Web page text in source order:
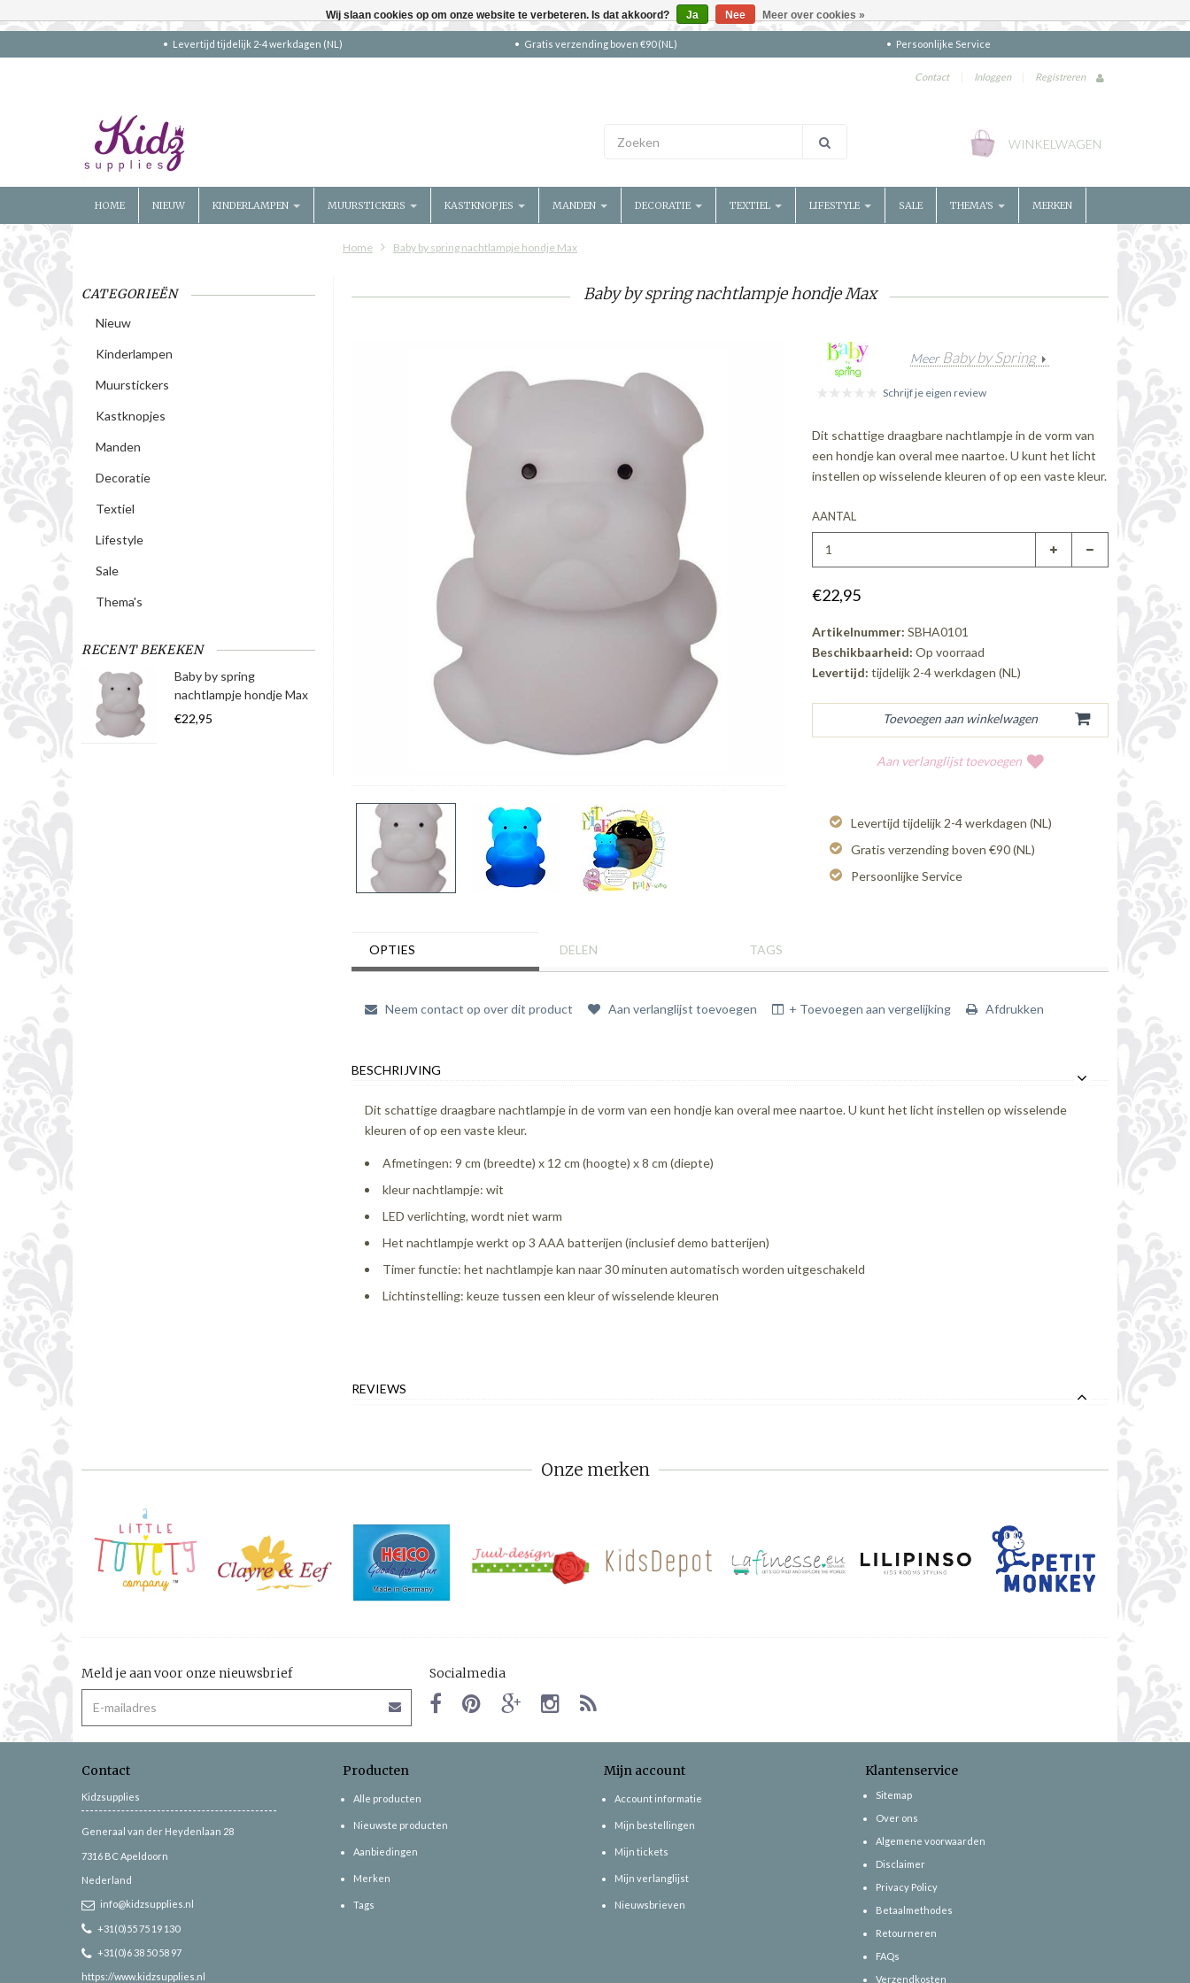
Levertijd tijdelijk 2-4 werkdagen (NL) Gratis verzending boven €90 (NL) Persoonlijke Service
Contact | Inloggen | Registreren
WINKELWAGEN
HOME NIEUW KINDERLAMPEN MUURSTICKERS KASTKNOPJES MANDEN DECORATIE TEXTIEL LIFESTYLE SALE THEMA'S MERKEN
Home Baby by spring nachtlampje hondje Max
CATEGORIEËN
Nieuw
Kinderlampen
Muurstickers
Kastknopjes
Manden
Decoratie
Textiel
Lifestyle
Sale
Thema's
RECENT BEKEKEN
Baby by spring
nachtlampje hondje Max
€22,95
Baby by spring nachtlampje hondje Max
Meer Baby by Spring
Schrijf je eigen review
Dit schattige draagbare nachtlampje in de vorm van
een hondje kan overal mee naartoe. U kunt het licht
instellen op wisselende kleuren of op een vaste kleur.
AANTAL
€22,95
Artikelnummer: SBHA0101
Beschikbaarheid: Op voorraad
Levertijd: tijdelijk 2-4 werkdagen (NL)
Aan verlanglijst toevoegen
Levertijd tijdelijk 2-4 werkdagen (NL)
Gratis verzending boven €90 (NL)
Persoonlijke Service
OPTIES DELEN TAGS
Neem contact op over dit product Aan verlanglijst toevoegen + Toevoegen aan vergelijking Afdrukken
BESCHRIJVING
Dit schattige draagbare nachtlampje in de vorm van een hondje kan overal mee naartoe. U kunt het licht instellen op wisselende
kleuren of op een vaste kleur.
Afmetingen: 9 cm (breedte) x 12 cm (hoogte) x 8 cm (diepte)
kleur nachtlampje: wit
LED verlichting, wordt niet warm
Het nachtlampje werkt op 3 AAA batterijen (inclusief demo batterijen)
Timer functie: het nachtlampje kan naar 30 minuten automatisch worden uitgeschakeld
Lichtinstelling: keuze tussen een kleur of wisselende kleuren
REVIEWS
Onze merken
Meld je aan voor onze nieuwsbrief Socialmedia
Contact
Kidzsupplies
Generaal van der Heydenlaan 28
7316 BC Apeldoorn
Nederland
info@kidzsupplies.nl
+31(0)55 75 19 130
+31(0)6 38 50 58 97
https://www.kidzsupplies.nl
Producten
Alle producten
Nieuwste producten
Aanbiedingen
Merken
Tags
Mijn account
Account informatie
Mijn bestellingen
Mijn tickets
Mijn verlanglijst
Nieuwsbrieven
Klantenservice
Sitemap
Over ons
Algemene voorwaarden
Disclaimer
Privacy Policy
Betaalmethodes
Retourneren
FAQs
Verzendkosten
Wij slaan cookies op om onze website te verbeteren. Is dat akkoord? Ja Nee Meer over cookies »